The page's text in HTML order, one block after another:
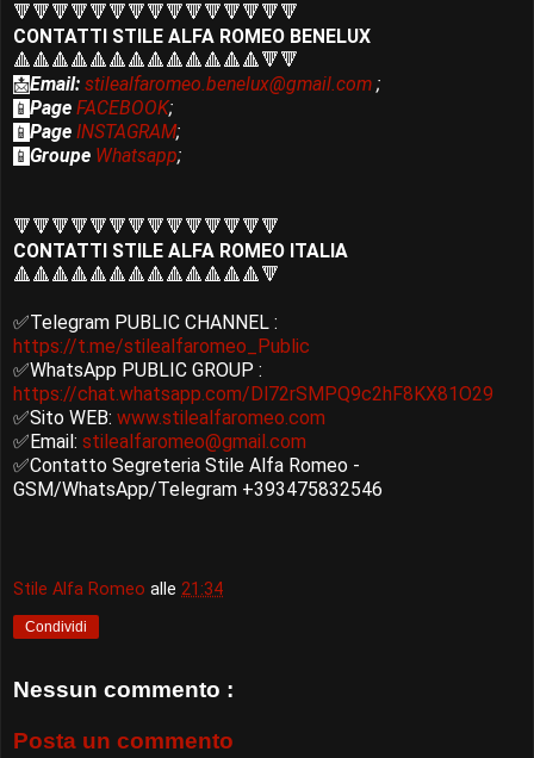
🔻🔻🔻🔻🔻🔻🔻🔻🔻🔻🔻🔻🔻🔻🔻
CONTATTI STILE ALFA ROMEO BENELUX
🔺🔺🔺🔺🔺🔺🔺🔺🔺🔺🔺🔺🔺🔻🔻
📩Email: stilealfaromeo.benelux@gmail.com ;
📱 Page FACEBOOK;
📱 Page INSTAGRAM;
📱 Groupe Whatsapp;
🔻🔻🔻🔻🔻🔻🔻🔻🔻🔻🔻🔻🔻🔻
CONTATTI STILE ALFA ROMEO ITALIA
🔺🔺🔺🔺🔺🔺🔺🔺🔺🔺🔺🔺🔺🔻
✅Telegram PUBLIC CHANNEL :
https://t.me/stilealfaromeo_Public
✅WhatsApp PUBLIC GROUP :
https://chat.whatsapp.com/Dl72rSMPQ9c2hF8KX81O29
✅Sito WEB: www.stilealfaromeo.com
✅Email: stilealfaromeo@gmail.com
✅Contatto Segreteria Stile Alfa Romeo -
GSM/WhatsApp/Telegram +393475832546
Stile Alfa Romeo alle 21:34
Condividi
Nessun commento :
Posta un commento